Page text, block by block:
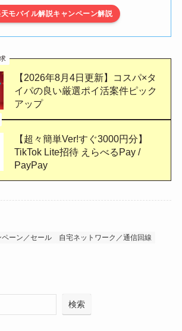
モバイル解説キャンペーン解説
【2026年8月4日更新】コスパ×タ
イパの良い厳選ポイ活案件ピック
アップ
【超々簡単Ver!すぐ3000円分】
TikTok Lite招待 えらべるPay /
PayPay
ペーン／セール
自宅ネットワーク／通信回線
検索